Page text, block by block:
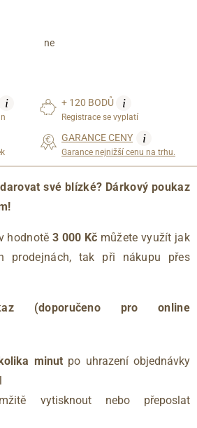
ne
i + 120 BODŮ i
Registrace se vyplatí
GARANCE CENY i
Garance nejnižší cenu na trhu.
své blízké? Dárkový poukaz
hodnotě 3 000 Kč můžete využít jak
prodejnách, tak při nákupu přes
(doporučeno pro online
minutpo uhrazení objednávky
vytisknout nebo přeposlat